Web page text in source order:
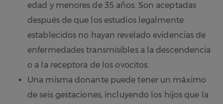
edad y menores de 35 años. Son aceptadas
después de que los estudios legalmente
establecidos no hayan revelado evidencias de
enfermedades transmisibles a la descendencia
o a la receptora de los ovocitos.
Una misma donante puede tener un máximo
de seis gestaciones, incluyendo los hijos que la